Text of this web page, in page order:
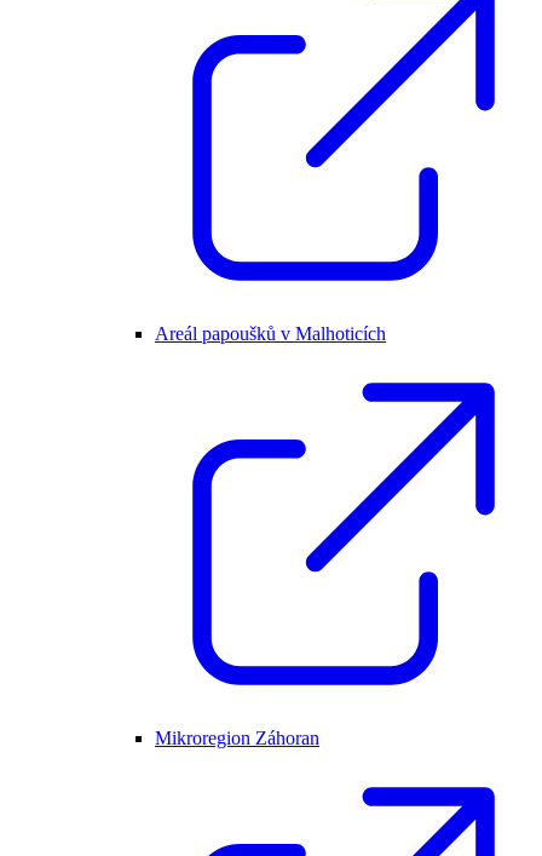
Areál papoušků v Malhoticích
Mikroregion Záhoran